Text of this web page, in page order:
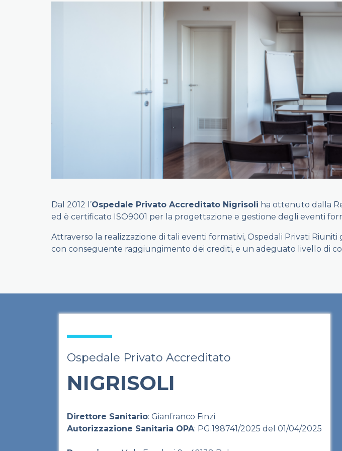
Dal 2012 l’Ospedale Privato Accreditato Nigrisoli ha ottenuto dalla
ed è certificato ISO9001 per la progettazione e gestione degli eventi
Attraverso la realizzazione di tali eventi formativi, Ospedali Privati
con conseguente raggiungimento dei crediti, e un adeguato livello di
Ospedale Privato Accreditato
NIGRISOLI
Direttore Sanitario: Gianfranco Finzi
Autorizzazione Sanitaria OPA: PG.198741/2025 del 01/04/2025